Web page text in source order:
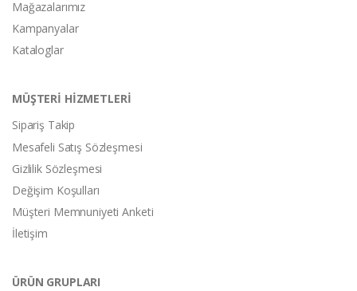
Mağazalarımız
Kampanyalar
Kataloglar
MÜŞTERİ HİZMETLERİ
Sipariş Takip
Mesafeli Satış Sözleşmesi
Gizlilik Sözleşmesi
Değişim Koşulları
Müşteri Memnuniyeti Anketi
İletişim
ÜRÜN GRUPLARI